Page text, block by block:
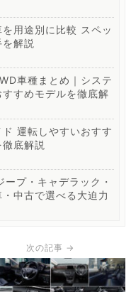
用途別に比較 スペッ
解説
車種まとめ｜システ
すめモデルを徹底解
運転しやすいおすす
底解説
プ・キャデラック・
中古で選べる大迫力